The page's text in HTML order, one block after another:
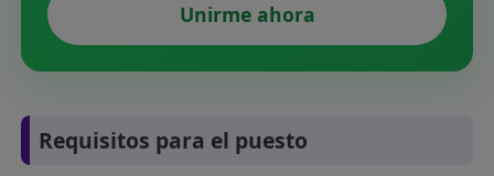
Unirme ahora
Requisitos para el puesto